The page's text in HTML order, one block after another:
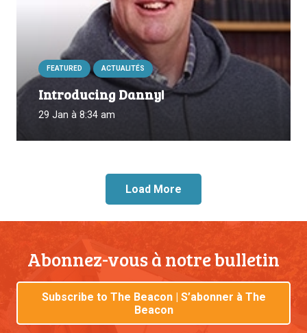
FEATURED ACTUALITÉS
Introducing Danny!
29 Jan à 8:34 am
Load More
Abonnez-vous à notre bulletin
Subscribe to The Beacon | S’abonner à The
Beacon